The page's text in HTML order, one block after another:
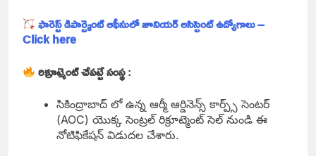
ఫారెస్ట్ డిపార్ట్మెంట్ ఆఫీసులో జూనియర్ అసిస్టెంట్ ఉద్యోగాలు –
Click here
రిక్రూట్మెంట్ చేపట్టే సంస్థ:
సికింద్రాబాద్ లో ఉన్న ఆర్మీ ఆర్డినెన్స్ కార్ప్స్ సెంటర్
(AOC) యొక్క సెంట్రల్ రిక్రూట్మెంట్ సెల్ నుండి ఈ
నోటిఫికేషన్ విడుదల చేశారు.